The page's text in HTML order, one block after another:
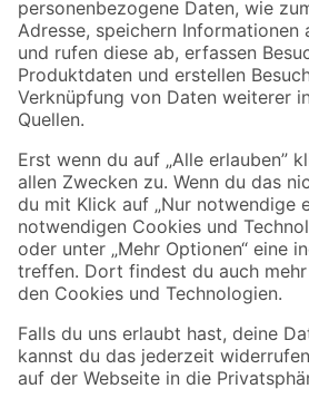
Zahlungsarten
Sicher einkaufen
Jetzt die toom-App herunterladen
Alle Preisangaben in EUR inkl. gesetzl. MwSt.. Die
Umständen nicht in allen Märkten verfügbar. Die